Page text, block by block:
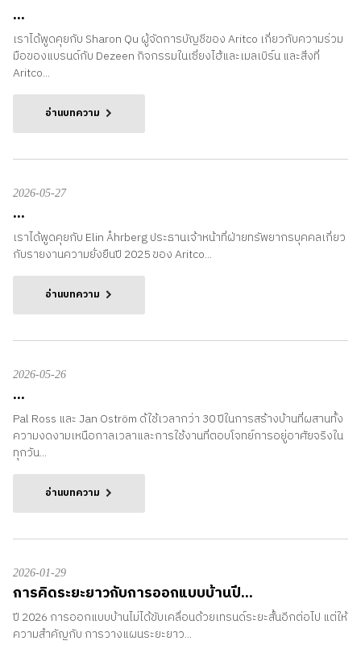
...
เราได้พูดคุยกับ Sharon Qu ผู้จัดการบัญชีของ Aritco เกี่ยวกับความร่วม
มือของแบรนด์กับ Dezeen กิจกรรมในเซี่ยงไฮ้และเมลเบิร์น และสิ่งที่
Aritco...
อ่านบทความ
2026-05-27
...
เราได้พูดคุยกับ Elin Åhrberg ประธานเจ้าหน้าที่ฝ่ายทรัพยากรบุคคลเกี่ยว
กับรายงานความยั่งยืนปี 2025 ของ Aritco...
อ่านบทความ
2026-05-26
...
Pal Ross และ Jan Oström ด้ใช้เวลากว่า 30 ปีในการสร้างบ้านที่ผสานทั้ง
ความงดงามเหนือกาลเวลาและการใช้งานที่ตอบโจทย์การอยู่อาศัยจริงใน
ทุกวัน...
อ่านบทความ
2026-01-29
การคิดระยะยาวกับการออกแบบบ้านปี...
ปี 2026 การออกแบบบ้านไม่ได้ขับเคลื่อนด้วยเทรนด์ระยะสั้นอีกต่อไป แต่ให้
ความสำคัญกับ การวางแผนระยะยาว...